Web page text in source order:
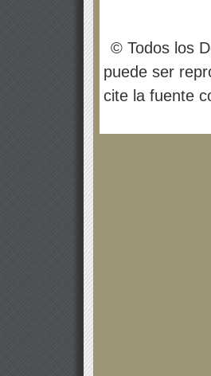
© Todos los
puede ser
cite la fuente